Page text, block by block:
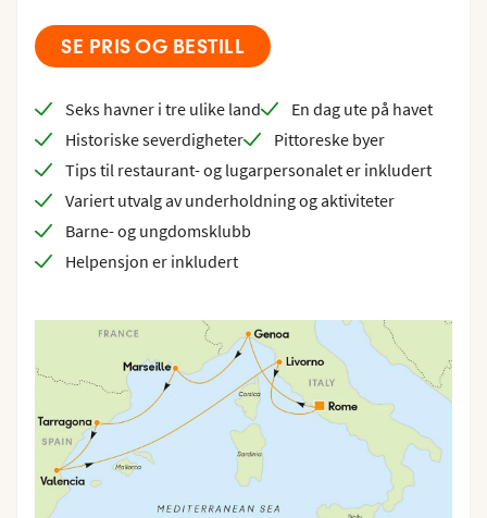
SE PRIS OG BESTILL
Seks havner i tre ulike land
En dag ute på havet
Historiske severdigheter
Pittoreske byer
Tips til restaurant- og lugarpersonalet er inkludert
Variert utvalg av underholdning og aktiviteter
Barne- og ungdomsklubb
Helpensjon er inkludert